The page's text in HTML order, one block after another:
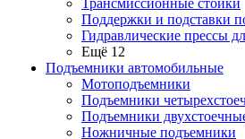
Трансмиссионные стойки
Поддержки и подставки
Гидравлические прессы
Ещё 12
Подъемники автомобильные
Мотоподъемники
Подъемники
Подъемники
Ножничные подъемники